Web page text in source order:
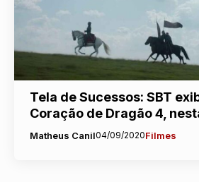
Tela de Sucessos: SBT
Coração de Dragão 4,
Matheus Canil04/09/2020Filmes